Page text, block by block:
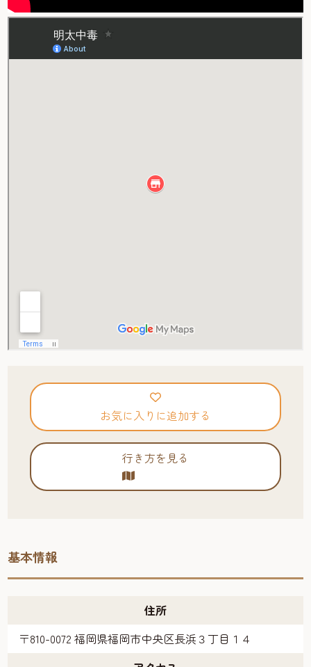
お気に入りに追加する
行き方を見る
基本情報
住所
〒810-0072 福岡県福岡市中央区長浜３丁目１４